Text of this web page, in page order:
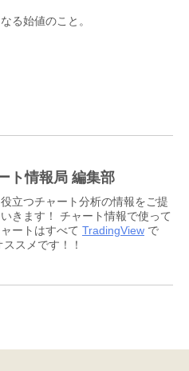
る始値のこと。
ト情報局 編集部
立つチャート分析の情報をご提
きます！ チャート情報で使って
ートはすべて TradingView で
スメです！！